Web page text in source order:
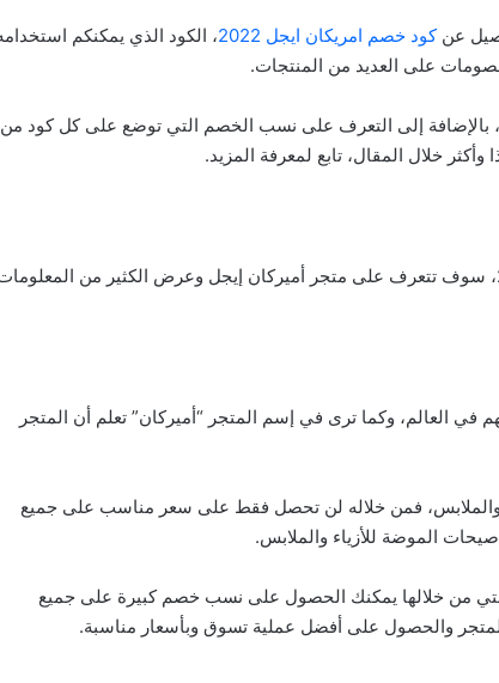
عنكود خصم امريكان ايجل 2022
، الكود الذي يمكنكم
على العديد من المنتجات.
بالإضافة إلى التعرف على نسب الخصم التي توضع على كل كود من
خلال المقال، تابع لمعرفة المزيد.
قبل الخوض في الحديث عن كود خصم امريكان ايجل 2022، سوف تتعرف على متجر أميركان إيجل وعرض الكثير من
في العالم، وكما ترى في إسم المتجر “أميركان” تعلم أن المتجر
والملابس، فمن خلاله لن تحصل فقط على سعر مناسب على جميع
الموضة للأزياء والملابس.
من خلالها يمكنك الحصول على نسب خصم كبيرة على جميع
والحصول على أفضل عملية تسوق وبأسعار مناسبة.